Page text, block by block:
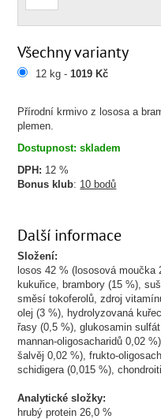
Přírodní krmivo z lososa a
plemen.
Dostupnost: skladem
DPH: 12 %
Bonus klub: 10 bodů
Všechny varianty
12 kg -1019 Kč
Další informace
Složení:
losos 42 % (lososová
kukuřice, brambory (15 %),
směsí tokoferolů, zdroj
olej (3 %), hydrolyzovaná
řasy (0,5 %), glukosamin
mannan-oligosacharidů 0,02
šalvěj 0,02 %), frukto-
schidigera (0,015 %),
Analytické složky:
hrubý protein 26,0 %